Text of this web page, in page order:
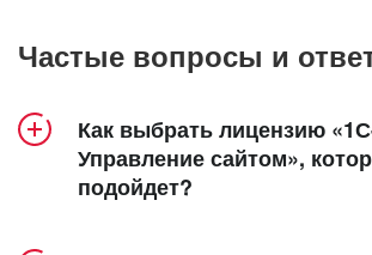
Частые вопросы и
Как выбрать лицензию
Управление сайтом»,
подойдет?